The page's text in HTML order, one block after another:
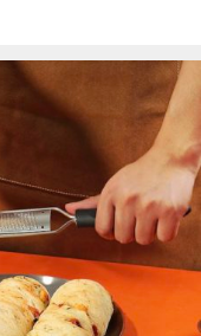
author/redaccion/